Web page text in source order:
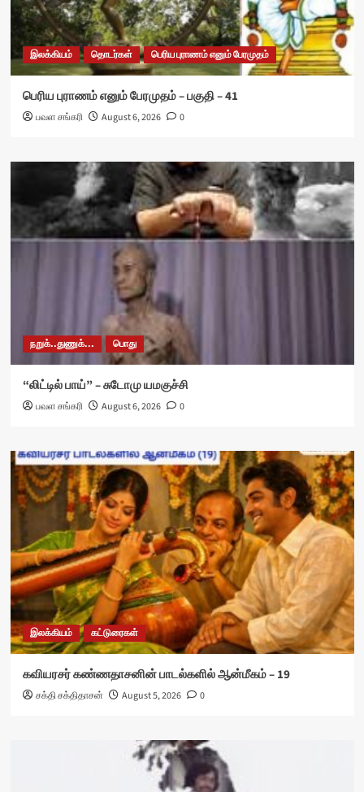
இலக்கியம் தொடர்கள் பெரிய புராணம் எனும் பேரமுதம்
பெரிய புராணம் எனும் பேரமுதம் – பகுதி – 41
பவள சங்கரி August 6, 2026 0
நறுக்..துணுக்... பொது
“லிட்டில் பாய்” – சுடோமு யமகுச்சி
பவள சங்கரி August 6, 2026 0
இலக்கியம் கட்டுரைகள்
கவியரசர் கண்ணதாசனின் பாடல்களில் ஆன்மீகம் – 19
சக்தி சக்திதாசன் August 5, 2026 0